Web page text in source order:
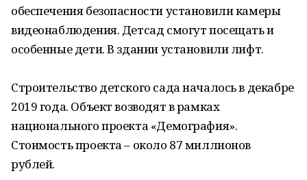
обеспечения безопасности установили камеры
видеонаблюдения. Детсад смогут посещать и
особенные дети. В здании установили лифт.
Строительство детского сада началось в декабре
2019 года. Объект возводят в рамках
национального проекта «Демография».
Стоимость проекта – около 87 миллионов
рублей.